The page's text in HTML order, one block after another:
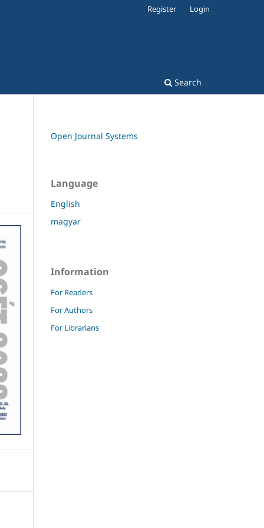
Search
Register Login
Open Journal Systems
Language
English
magyar
Information
For Readers
For Authors
For Librarians